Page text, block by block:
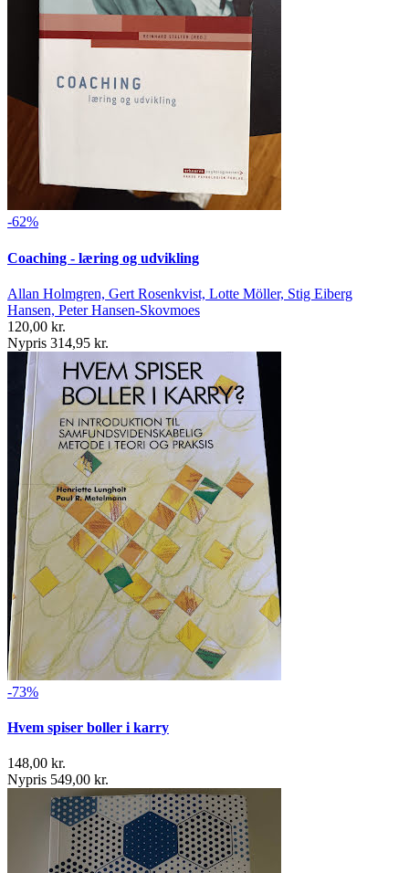
-62%
Coaching - læring og udvikling
Allan Holmgren, Gert Rosenkvist, Lotte Möller, Stig Eiberg
Hansen, Peter Hansen-Skovmoes
120,00 kr.
Nypris 314,95 kr.
-73%
Hvem spiser boller i karry
148,00 kr.
Nypris 549,00 kr.